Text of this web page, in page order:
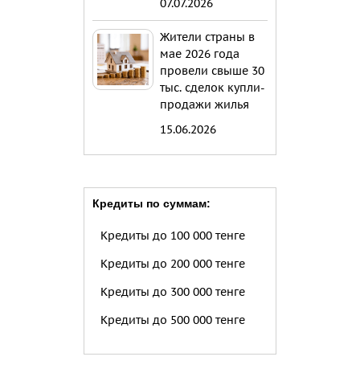
07.07.2026
Жители страны в
мае 2026 года
провели свыше 30
тыс. сделок купли-
продажи жилья
15.06.2026
Кредиты по суммам:
Кредиты до 100 000 тенге
Кредиты до 200 000 тенге
Кредиты до 300 000 тенге
Кредиты до 500 000 тенге